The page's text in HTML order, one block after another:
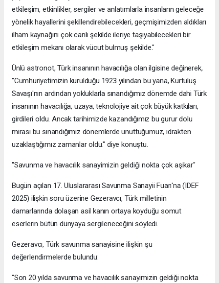
etkileşim, etkinlikler, sergiler ve anlatımlarla insanların geleceğe
yönelik hayallerini şekillendirebilecekleri, geçmişimizden aldıkları
ilham kaynağını çok canlı şekilde ileriye taşıyabilecekleri bir
etkileşim mekanı olarak vücut bulmuş şekilde."
Ünlü astronot, Türk insanının havacılığa olan ilgisine değinerek,
"Cumhuriyetimizin kurulduğu 1923 yılından bu yana, Kurtuluş
Savaşı'nın ardından yokluklarla sınandığımız dönemde dahi Türk
insanının havacılığa, uzaya, teknolojiye ait çok büyük katkıları,
girdileri oldu. Ancak tarihimizde kazandığımız bu gurur dolu
mirası bu sınandığımız dönemlerde unuttuğumuz, idrakten
uzaklaştığımız zamanlar oldu." diye konuştu.
"Savunma ve havacılık sanayimizin geldiği nokta çok aşikar"
Bugün açılan 17. Uluslararası Savunma Sanayii Fuarı'na (IDEF
2025) ilişkin soru üzerine Gezeravcı, Türk milletinin
damarlarında dolaşan asil kanın ortaya koyduğu somut
eserlerin bütün dünyaya sergileneceğini söyledi.
Gezeravcı, Türk savunma sanayisine ilişkin şu
değerlendirmelerde bulundu:
"Son 20 yılda savunma ve havacılık sanayimizin geldiği nokta